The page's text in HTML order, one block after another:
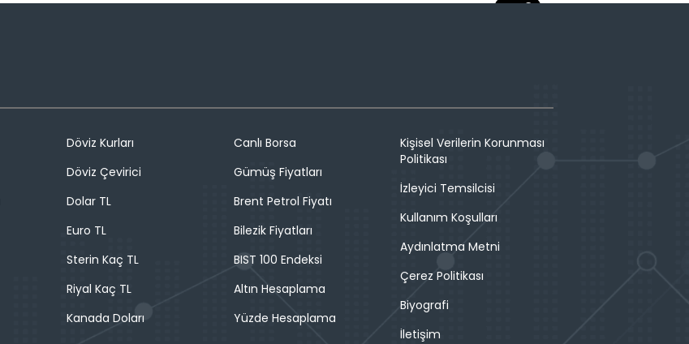
Döviz Kurları
Döviz Çevirici
Dolar TL
Euro TL
Sterin Kaç TL
Riyal Kaç TL
Kanada Doları
Canlı Borsa
Gümüş Fiyatları
Brent Petrol Fiyatı
Bilezik Fiyatları
BIST 100 Endeksi
Altın Hesaplama
Yüzde Hesaplama
Kişisel Verilerin Korunması
Politikası
İzleyici Temsilcisi
Kullanım Koşulları
Aydınlatma Metni
Çerez Politikası
Biyografi
İletişim